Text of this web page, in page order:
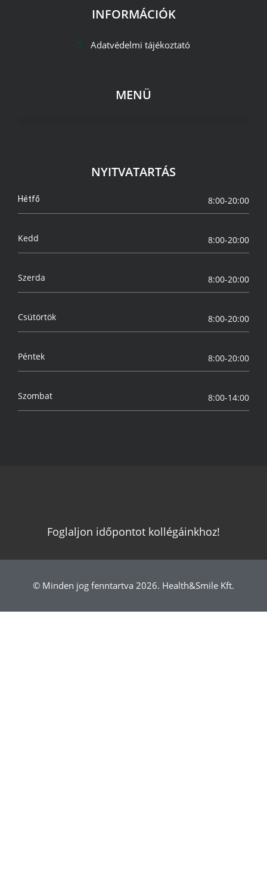
INFORMÁCIÓK
Adatvédelmi tájékoztató
MENÜ
NYITVATARTÁS
Hétfő 8:00-20:00
Kedd 8:00-20:00
Szerda 8:00-20:00
Csütörtök 8:00-20:00
Péntek 8:00-20:00
Szombat 8:00-14:00
Foglaljon időpontot kollégáinkhoz!
© Minden jog fenntartva 2026. Health&Smile Kft.